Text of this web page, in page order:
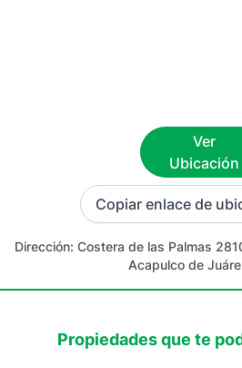
Ver
Ubicación
Copiar enlace de
Dirección: Costera de las Palmas
Acapulco de
Propiedades que te